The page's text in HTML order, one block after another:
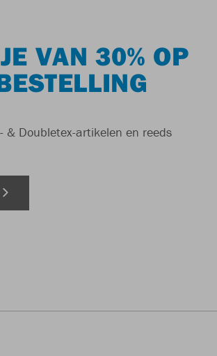
VAN 30% OP
& Doubletex-artikelen en reeds